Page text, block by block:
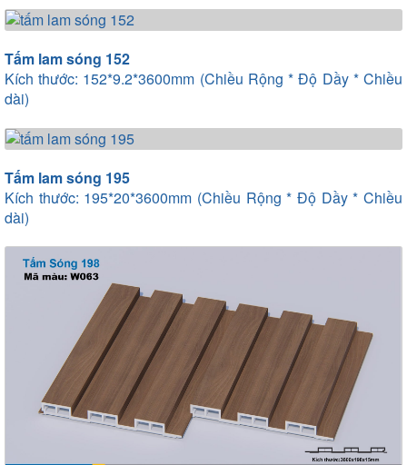
Tấm lam sóng 152
Kích thước: 152*9.2*3600mm (Chiều Rộng * Độ Dầy * Chiều
dài)
Tấm lam sóng 195
Kích thước: 195*20*3600mm (Chiều Rộng * Độ Dầy * Chiều
dài)